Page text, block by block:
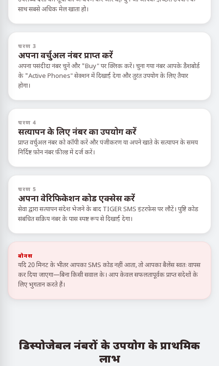
साथ सबसे अधिक मेल खाता हो।
चरण 3
अपना वर्चुअल नंबर प्राप्त करें
अपना पसंदीदा नंबर चुनें और "Buy" पर क्लिक करें। चुना गया नंबर आपके डैशबोर्ड
के "Active Phones" सेक्शन में दिखाई देगा और तुरंत उपयोग के लिए तैयार
होगा।
चरण 4
सत्यापन के लिए नंबर का उपयोग करें
प्राप्त वर्चुअल नंबर को कॉपी करें और पंजीकरण या अपने खाते के सत्यापन के समय
निर्दिष्ट फ़ोन नंबर फ़ील्ड में दर्ज करें।
चरण 5
अपना वेरिफिकेशन कोड एक्सेस करें
सेवा द्वारा सत्यापन संदेश भेजने के बाद TIGER SMS इंटरफ़ेस पर लौटें। पुष्टि कोड
संबंधित सक्रिय नंबर के पास स्पष्ट रूप से दिखाई देगा।
बोनस
यदि 20 मिनट के भीतर आपका SMS कोड नहीं आता, तो आपका बैलेंस स्वतः वापस
कर दिया जाएगा—बिना किसी सवाल के। आप केवल सफलतापूर्वक प्राप्त संदेशों के
लिए भुगतान करते हैं।
डिस्पोजेबल नंबरों के उपयोग के प्राथमिक
लाभ